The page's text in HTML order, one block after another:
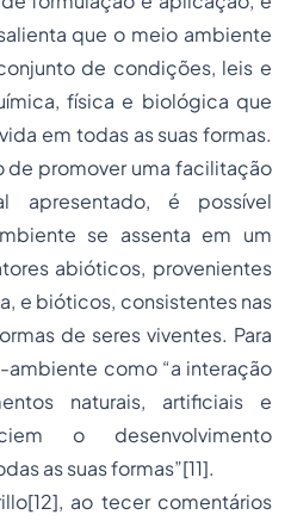
que o meio ambiente
de condições, leis e
física e biológica que
em todas as suas formas.
de promover uma facilitação
apresentado, é possível
se assenta em um
abióticos, provenientes
e bióticos, consistentes nas
de seres viventes. Para
ambiente como “a interação
naturais, artificiais e
o desenvolvimento
as suas formas”[11].
ao tecer comentários